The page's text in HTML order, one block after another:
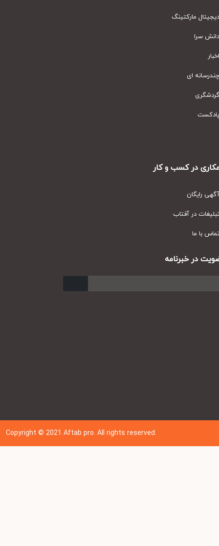
مارکتینگ
سرا
ای
در کسب و کار
رایگان
در آفتاب
با ما
در خبرنامه
Copyright © 202 1Aftab pro. All rights reserved.